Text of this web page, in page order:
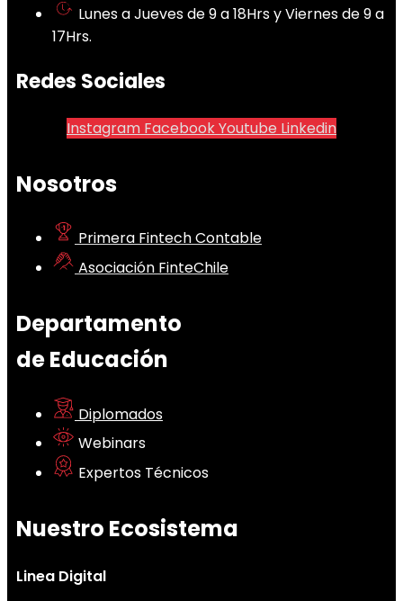
Lunes a Jueves de 9 a 18Hrs y Viernes de 9 a
17Hrs.
Redes Sociales
Instagram FacebookYoutube Linkedin
Nosotros
Primera Fintech Contable
Asociación FinteChile
Departamento
de Educación
Diplomados
Webinars
Expertos Técnicos
Nuestro Ecosistema
Linea Digital